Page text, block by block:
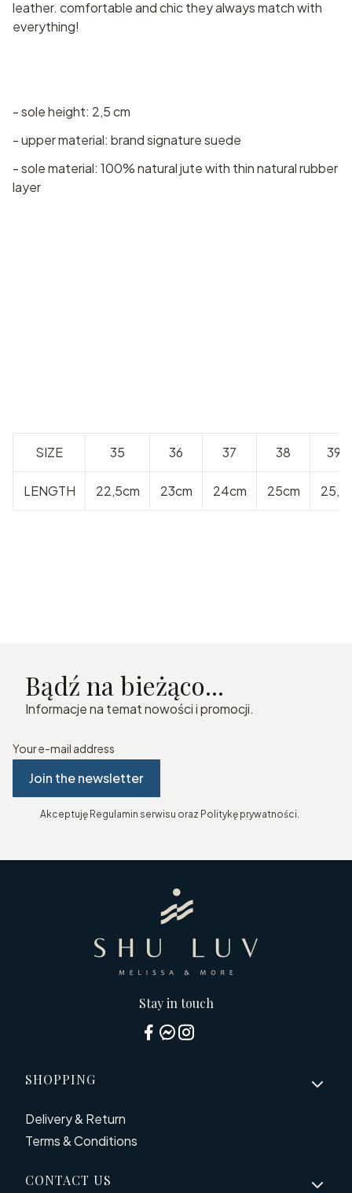
leather. comfortable and chic they always match with
everything!
- sole height: 2,5 cm
- upper material: brand signature suede
- sole material: 100% natural jute with thin natural rubber
layer
SIZE 35 36 37 38 39
LENGTH 22,5cm 23cm 24cm 25cm 25,5
Bądź na bieżąco...
Informacje na temat nowości i promocji.
Your e-mail address
Join the newsletter
Akceptuję Regulamin serwisu oraz Politykę prywatności.
Stay in touch
Footer menu
SHOPPING
Delivery & Return
Terms & Conditions
CONTACT US